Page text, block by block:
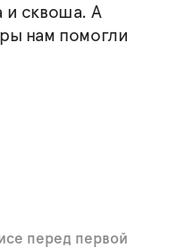
и сквоша. А
нам помогли
перед первой